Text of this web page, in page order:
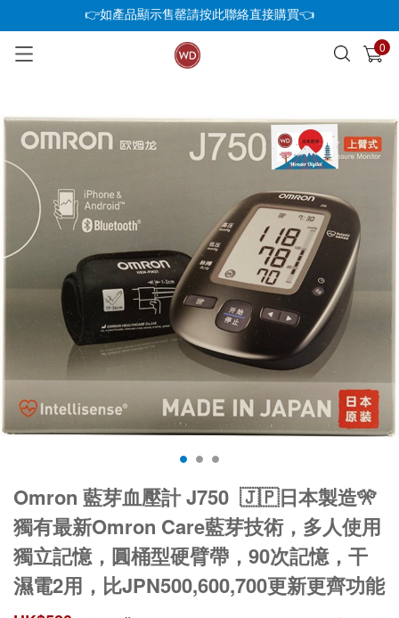
👉如產品顯示售罄請按此聯絡直接購買👈
0
已加入購物車 查看
Omron 藍芽血壓計 J750 🇯🇵日本製造🎌
獨有最新Omron Care藍芽技術，多人使用
獨立記憶，圓桶型硬臂帶，90次記憶，干
濕電2用，比JPN500,600,700更新更齊功能